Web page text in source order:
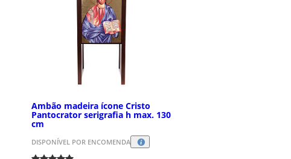
Ambão madeira ícone Cristo
Pantocrator serigrafia h max. 130
cm
DISPONÍVEL POR ENCOMENDA